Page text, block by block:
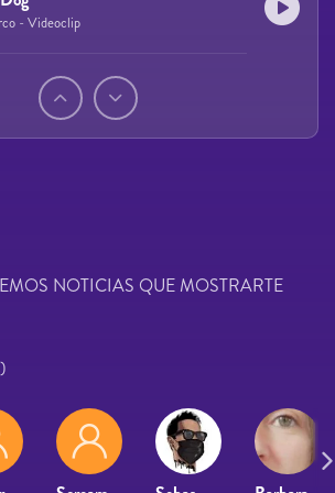
- Videoclip
NOTICIAS QUE MOSTRARTE